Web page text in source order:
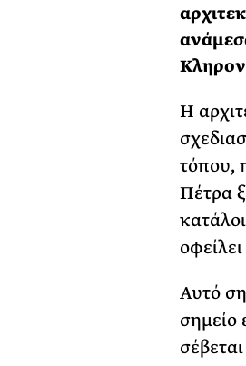
Η
τόπου,
Πέτρα
Αυτό
σημείο